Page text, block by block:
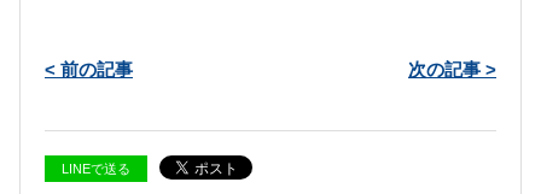
< 前の記事 次の記事 >
LINEで送る